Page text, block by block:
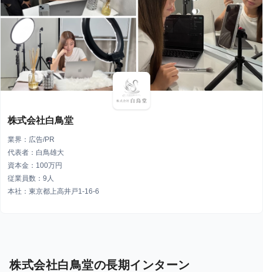
株式会社白鳥堂
業界：広告/PR
代表者：白鳥雄大
資本金：100万円
従業員数：9人
本社：東京都上高井戸1-16-6
株式会社白鳥堂の長期インターン